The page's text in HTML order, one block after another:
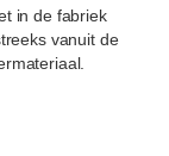
in de fabriek
vanuit de